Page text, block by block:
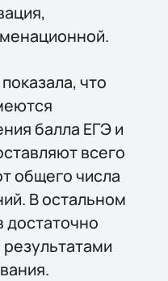
что
балла ЕГЭ и
всего
общего числа
В остальном
достаточно